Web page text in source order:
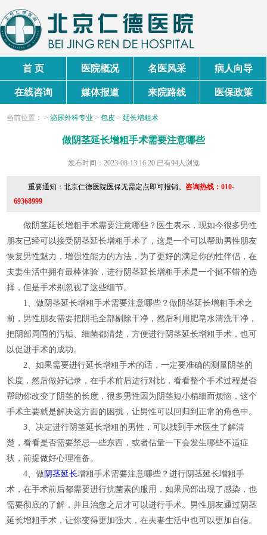
首 页 医院概况 名医风采 病人向导
在线咨询 媒体报道 来院路线 医保政策
当前位置 ： >泌尿外科专业 >包皮 >延长增粗术
做阴茎延长增粗手术需要注意哪些
发布时间：2023-08-13 16:20 已有94人浏览
重要通知：北京仁德医院医保无需定点即可报销。 咨询热线：010-
69368999
做阴茎延长增粗手术需要注意哪些？医生表示，现如今很多男性
朋友已经可以接受阴茎延长增粗手术了，这是一个可以帮助男性朋友
恢复男性魅力，增强性能力的方法，为了更好的满足你的性伴侣，在
夫妻生活中拥有最棒体验，进行阴茎延长增粗手术是一个挺不错的选
择，但是手术别忽视了这些细节。
1、做阴茎延长增粗手术需要注意哪些？做阴茎延长增粗手术之
前，男性朋友需要把阴毛全部剔除干净，然后利用肥皂水清洗干净，
把阴部周围的污垢、细菌都清楚，方便进行阴茎延长增粗手术，也可
以促进手术的成功。
2、如果需要进行延长增粗手术的话，一定要准确的测量阴茎的
长度，然后做好记录，在手术前后进行对比，看看整个手术过程是否
帮助你改变了阴茎的长度，很多男性因为阴茎短小精细而烦恼，这个
手术主要就是解决这方面的困扰，让男性可以回归到正常的角色中。
3、决定进行阴茎延长增粗的男性，可以找到手术医生了解清
楚，看看是否需要禁忌一些东西，或者估量一下会发生哪些不适症
状，前提做好心理准备。
4、做 阴茎延长增粗手术需要注意哪些？进行阴茎延长增粗手
术，在手术前后都需要进行抗菌素的服用，如果局部出现了感染，也
需要彻底的了解，并且治愈之后才可以进行手术。男性朋友通过阴茎
延长增粗手术，让你变得更加强大，在夫妻生活中也可以更加自信。